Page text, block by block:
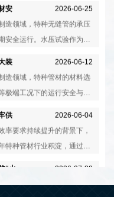
段，贯穿于浙江信得达特种
质控体系之中。企业配备水
材实施出厂前的承压能力验
。
装
2026-06-12
领域，特种管材的材料选
近三十年行业积淀，构建起
、尿素级不锈钢等多元高端
性选材方案。
供
2026-06-04
率要求持续提升的背景下，
、生产排程、质量追溯、客
石油化工、核电装备、海洋
极推进与上游供应商及下游
定制化服务，在国产替代进
“火
2026-07-30
深耕多年，其在金相检测
锈钢、含硅不锈钢等高端材